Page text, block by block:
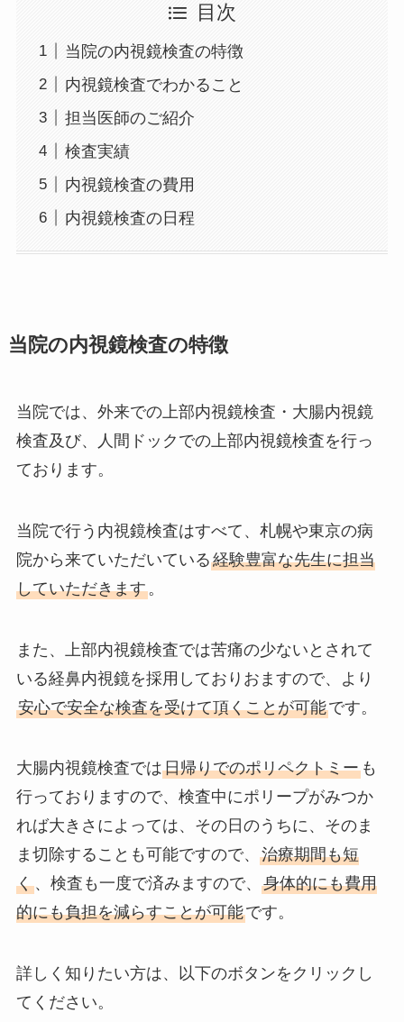
目次
当院の内視鏡検査の特徴
内視鏡検査でわかること
担当医師のご紹介
検査実績
内視鏡検査の費用
内視鏡検査の日程
当院の内視鏡検査の特徴
当院では、外来での上部内視鏡検査・大腸内視鏡
検査及び、人間ドックでの上部内視鏡検査を行っ
ております。
当院で行う内視鏡検査はすべて、札幌や東京の病
院から来ていただいている経験豊富な先生に担当
していただきます。
また、上部内視鏡検査では苦痛の少ないとされて
いる経鼻内視鏡を採用しておりおますので、より
安心で安全な検査を受けて頂くことが可能です。
大腸内視鏡検査では日帰りでのポリペクトミーも
行っておりますので、検査中にポリープがみつか
れば大きさによっては、その日のうちに、そのま
ま切除することも可能ですので、 治療期間も短
く、検査も一度で済みますので、 身体的にも費用
的にも負担を減らすことが可能です。
詳しく知りたい方は、以下のボタンをクリックし
てください。